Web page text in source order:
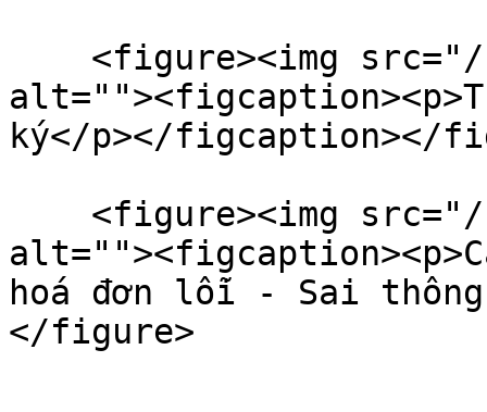
ký</p></figcaption></
hoá đơn lỗi - Sai